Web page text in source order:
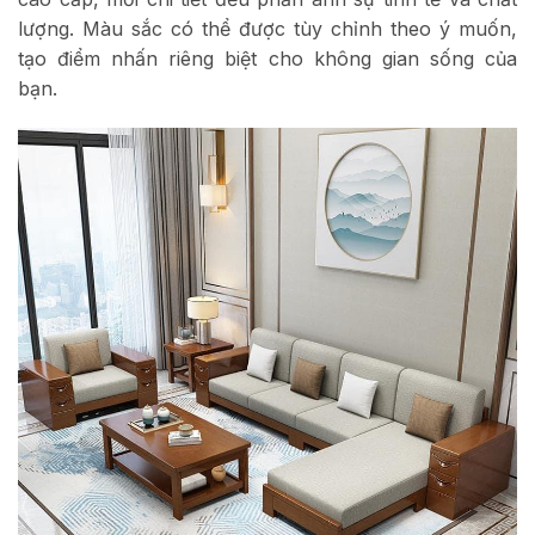
lượng. Màu sắc có thể được tùy chỉnh theo ý muốn,
tạo điểm nhấn riêng biệt cho không gian sống của
bạn.